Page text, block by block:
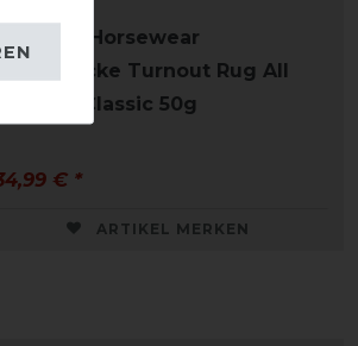
Horsewear
Turnout Rug All
Classic 50g
€ *
ARTIKEL MERKEN